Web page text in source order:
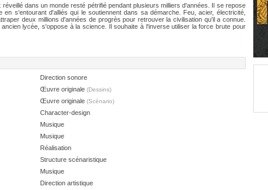
dans un monde resté pétrifié pendant plusieurs milliers d'années. Il se repose
s'entourant d'alliés qui le soutiennent dans sa démarche. Feu, acier, électricité,
deux millions d'années de progrès pour retrouver la civilisation qu'il a connue.
lycée, s'oppose à la science. Il souhaite à l'inverse utiliser la force brute pour
Direction sonore
Œuvre originale (Dessins)
Œuvre originale (Scénario)
Character-design
Musique
Musique
Réalisation
Structure scénaristique
Musique
Direction artistique